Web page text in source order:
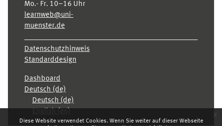
Diese Website verwendet Cookies. Wenn Sie weiter auf dieser Webseite
x
Mo.- Fr. 10–16 Uhr
learnweb@uni-
muenster.de
Datenschutzhinweis
Standarddesign
Dashboard
Deutsch ‎(de)‎
Deutsch ‎(de)‎